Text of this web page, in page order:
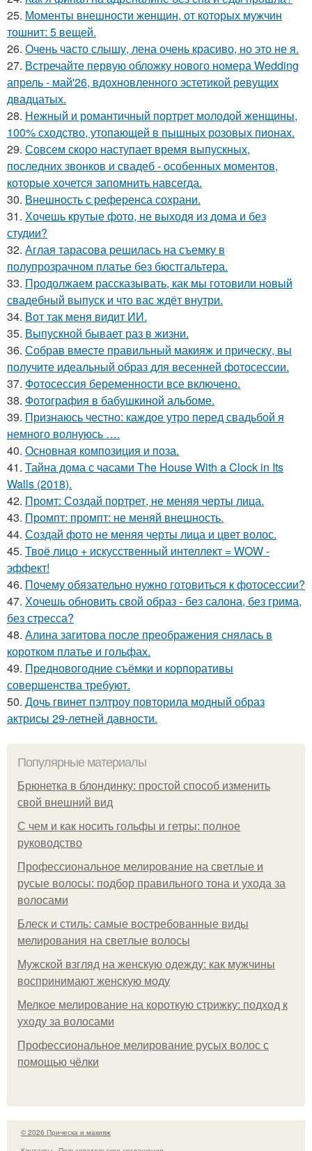
25. Моменты внешности женщин, от которых мужчин
тошнит: 5 вещей.
26. Очень часто слышу, лена очень красиво, но это не я.
27. Встречайте первую обложку нового номера Wedding
апрель - май'26, вдохновленного эстетикой ревущих
двадцатых.
28. Нежный и романтичный портрет молодой женщины,
100% сходство, утопающей в пышных розовых пионах.
29. Совсем скоро наступает время выпускных,
последних звонков и свадеб - особенных моментов,
которые хочется запомнить навсегда.
30. Внешность с референса сохрани.
31. Хочешь крутые фото, не выходя из дома и без
студии?
32. Аглая тарасова решилась на съемку в
полупрозрачном платье без бюстгальтера.
33. Продолжаем рассказывать, как мы готовили новый
свадебный выпуск и что вас ждёт внутри.
34. Вот так меня видит ИИ.
35. Выпускной бывает раз в жизни.
36. Собрав вместе правильный макияж и прическу, вы
получите идеальный образ для весенней фотосессии.
37. Фотосессия беременности все включено.
38. Фотография в бабушкиной альбоме.
39. Признаюсь честно: каждое утро перед свадьбой я
немного волнуюсь ….
40. Основная композиция и поза.
41. Тайна дома с часами The House With a Clock in Its
Walls (2018).
42. Промт: Создай портрет, не меняя черты лица.
43. Промпт: промпт: не меняй внешность.
44. Создай фото не меняя черты лица и цвет волос.
45. Твоё лицо + искусственный интеллект = WOW -
эффект!
46. Почему обязательно нужно готовиться к фотосессии?
47. Хочешь обновить свой образ - без салона, без грима,
без стресса?
48. Алина загитова после преображения снялась в
коротком платье и гольфах.
49. Предновогодние съёмки и корпоративы
совершенства требуют.
50. Дочь гвинет пэлтроу повторила модный образ
актрисы 29-летней давности.
Популярные материалы
Брюнетка в блондинку: простой способ изменить
свой внешний вид
С чем и как носить гольфы и гетры: полное
руководство
Профессиональное мелирование на светлые и
русые волосы: подбор правильного тона и ухода за
волосами
Блеск и стиль: самые востребованные виды
мелирования на светлые волосы
Мужской взгляд на женскую одежду: как мужчины
воспринимают женскую моду
Мелкое мелирование на короткую стрижку: подход к
уходу за волосами
Профессиональное мелирование русых волос с
помощью чёлки
© 2026 Прическа и макияж